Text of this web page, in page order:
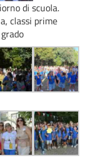
di scuola.
classi prime